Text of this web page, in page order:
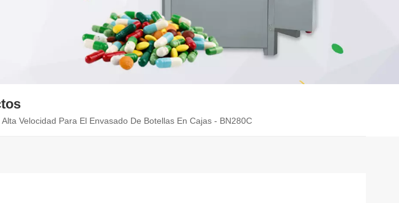
Velocidad Para El Envasado De Botellas En Cajas - BN280C